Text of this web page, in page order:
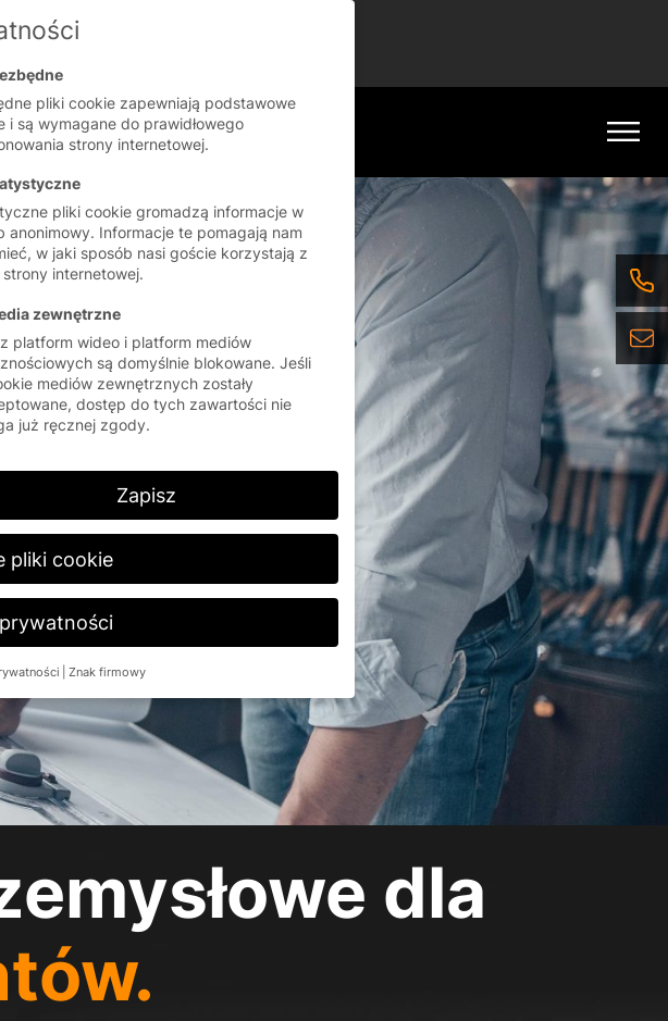
dla
pliki cookie zapewniają podstawowe
i są wymagane do prawidłowego
strony internetowej.
pliki cookie gromadzą informacje w
anonimowy. Informacje te pomagają nam
w jaki sposób nasi goście korzystają z
strony internetowej.
zewnętrzne
platform wideo i platform mediów
są domyślnie blokowane. Jeśli
mediów zewnętrznych zostały
dostęp do tych zawartości nie
już ręcznej zgody.
Zapisz
pliki cookie
Znak firmowy
musisz poprosić o zgodę swoich
Niektóre z nich są niezbędne,
Dane osobowe mogą być
celu spersonalizowania reklam i treści lub
wyrazić zgodę na całe kategorie lub
pliki cookie